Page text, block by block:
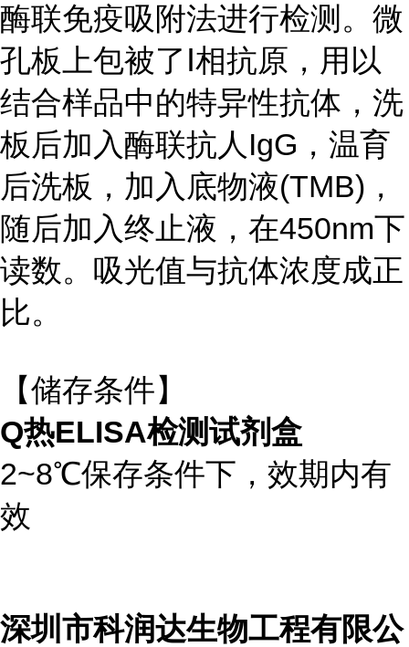
酶联免疫吸附法进行检测。微
孔板上包被了Ⅰ相抗原，用以
结合样品中的特异性抗体，洗
板后加入酶联抗人IgG，温育
后洗板，加入底物液(TMB)，
随后加入终止液，在450nm下
读数。吸光值与抗体浓度成正
比。
【储存条件】
Q热ELISA检测试剂盒
2~8℃保存条件下，效期内有
效
深圳市科润达生物工程有限公